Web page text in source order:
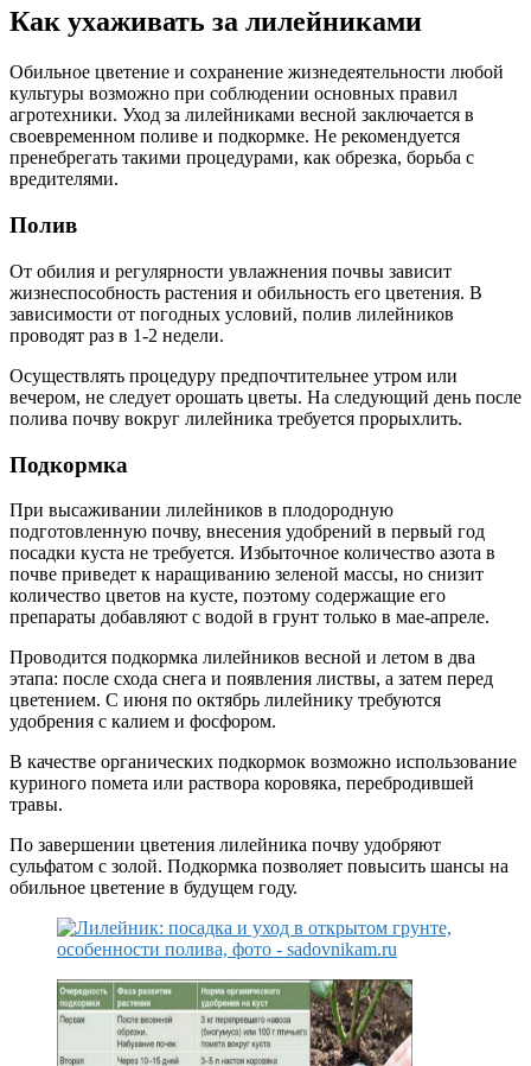
Как ухаживать за лилейниками
Обильное цветение и сохранение жизнедеятельности любой
культуры возможно при соблюдении основных правил
агротехники. Уход за лилейниками весной заключается в
своевременном поливе и подкормке. Не рекомендуется
пренебрегать такими процедурами, как обрезка, борьба с
вредителями.
Полив
От обилия и регулярности увлажнения почвы зависит
жизнеспособность растения и обильность его цветения. В
зависимости от погодных условий, полив лилейников
проводят раз в 1-2 недели.
Осуществлять процедуру предпочтительнее утром или
вечером, не следует орошать цветы. На следующий день после
полива почву вокруг лилейника требуется прорыхлить.
Подкормка
При высаживании лилейников в плодородную
подготовленную почву, внесения удобрений в первый год
посадки куста не требуется. Избыточное количество азота в
почве приведет к наращиванию зеленой массы, но снизит
количество цветов на кусте, поэтому содержащие его
препараты добавляют с водой в грунт только в мае-апреле.
Проводится подкормка лилейников весной и летом в два
этапа: после схода снега и появления листвы, а затем перед
цветением. С июня по октябрь лилейнику требуются
удобрения с калием и фосфором.
В качестве органических подкормок возможно использование
куриного помета или раствора коровяка, перебродившей
травы.
По завершении цветения лилейника почву удобряют
сульфатом с золой. Подкормка позволяет повысить шансы на
обильное цветение в будущем году.